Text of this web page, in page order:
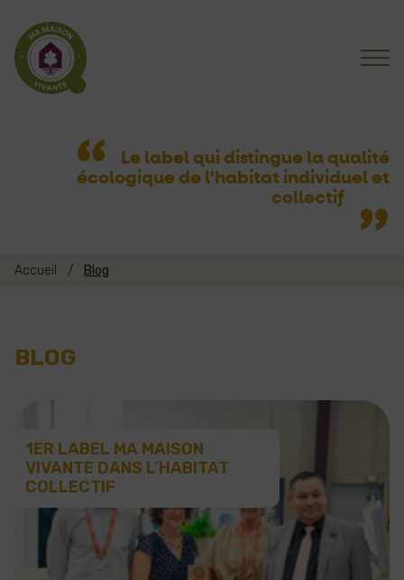
Le label qui distingue la qualité
écologiquede l'habitat individuel et
collectif
Accueil / Blog
BLOG
1ER LABEL MA MAISON
VIVANTE DANS L’HABITAT
COLLECTIF